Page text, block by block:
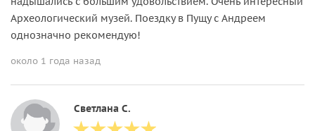
Археологический музей. Поездку в Пущу с Андреем
однозначно рекомендую!
около 1 года назад
Светлана С.